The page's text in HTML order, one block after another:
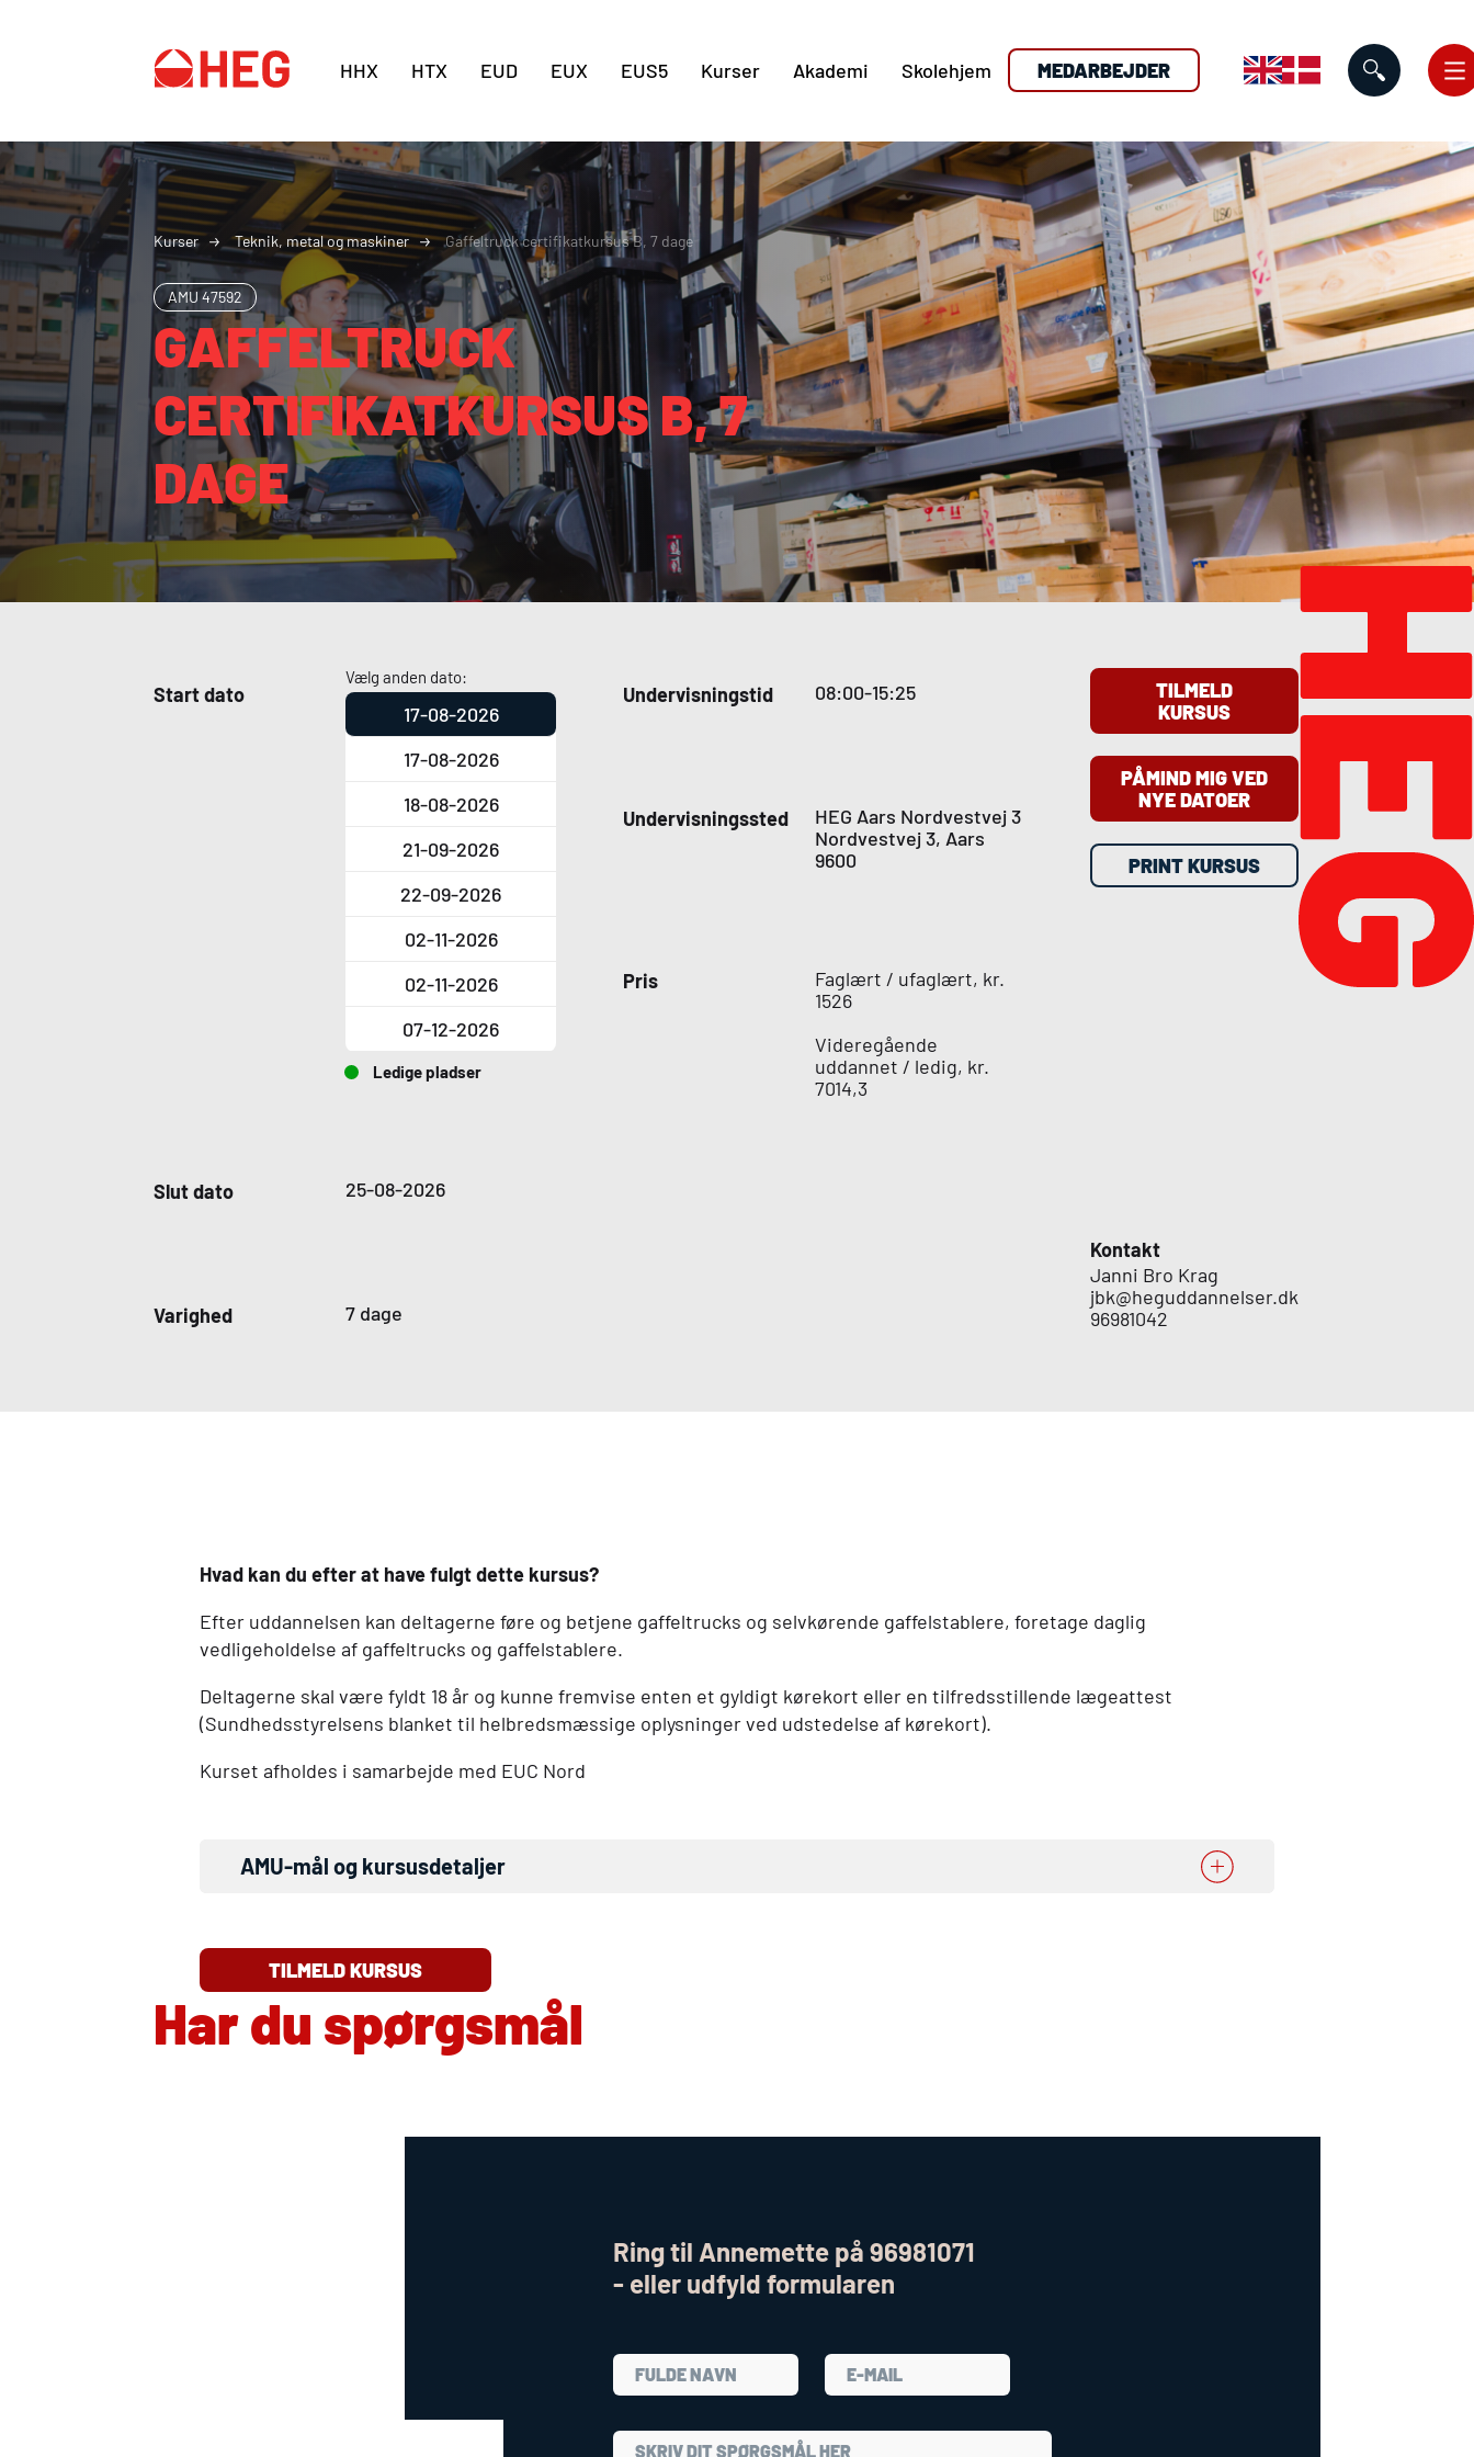
HHX HTX EUD EUX EUS5 Kurser Akademi Skolehjem MEDARBEJDER
Kurser Teknik, metal og maskiner Gaffeltruck certifikatkursus B, 7 dage
AMU47592
GAFFELTRUCK
CERTIFIKATKURSUS B, 7
DAGE
Start dato
Vælg anden dato:
17-08-2026
17-08-2026
18-08-2026
21-09-2026
22-09-2026
02-11-2026
02-11-2026
07-12-2026
Ledige pladser
Slut dato 25-08-2026
Varighed 7 dage
Undervisningstid 08:00-15:25
Undervisningssted HEG Aars Nordvestvej 3
Nordvestvej 3, Aars
9600
Pris
Faglært / ufaglært, kr.
1526
Videregående
uddannet / ledig, kr.
7014,3
TILMELD
KURSUS
PÅMIND MIG VED
NYE DATOER
PRINT KURSUS
Kontakt
Janni Bro Krag
jbk@heguddannelser.dk
96981042
Hvad kan du efter at have fulgt dette kursus?
Efter uddannelsen kan deltagerne føre og betjene gaffeltrucks og selvkørende gaffelstablere, foretage daglig
vedligeholdelse af gaffeltrucks og gaffelstablere.
Deltagerne skal være fyldt 18 år og kunne fremvise enten et gyldigt kørekort eller en tilfredsstillende lægeattest
(Sundhedsstyrelsens blanket til helbredsmæssige oplysninger ved udstedelse af kørekort).
Kurset afholdes i samarbejde med EUC Nord
AMU-mål og kursusdetaljer
TILMELD KURSUS
Har du spørgsmål
Ring til Annemette på 96981071
- eller udfyld formularen